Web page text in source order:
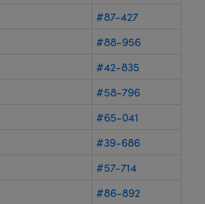
#87-427
#88-956
#42-835
#58-796
#65-041
#39-686
#57-714
#86-892